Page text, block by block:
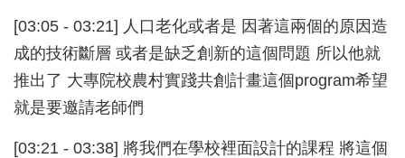
[03:05 - 03:21] 人口老化或者是 因著這兩個的原因造
成的技術斷層 或者是缺乏創新的這個問題 所以他就
推出了 大專院校農村實踐共創計畫這個program希望
就是要邀請老師們
[03:21 - 03:38] 將我們在學校裡面設計的課程 將這個